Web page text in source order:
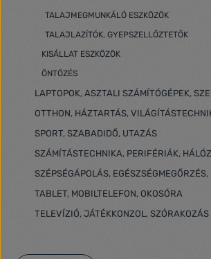
TALAJMEGMUNKÁLÓ ESZKÖZÖK
TALAJLAZÍTÓK, GYEPSZELLŐZTETŐK
KISÁLLAT ESZKÖZÖK
ÖNTÖZÉS
LAPTOPOK, ASZTALI SZÁMÍTÓGÉPEK,
OTTHON, HÁZTARTÁS,
SPORT, SZABADIDŐ, UTAZÁS
SZÁMÍTÁSTECHNIKA, PERIFÉRIÁK,
SZÉPSÉGÁPOLÁS,
TABLET, MOBILTELEFON, OKOSÓRA
TELEVÍZIÓ, JÁTÉKKONZOL, SZÓRAKOZÁS